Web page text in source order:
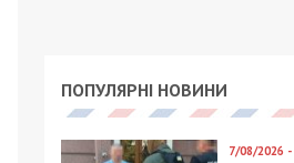
ПОПУЛЯРНІ НОВИНИ
7/08/2026 -